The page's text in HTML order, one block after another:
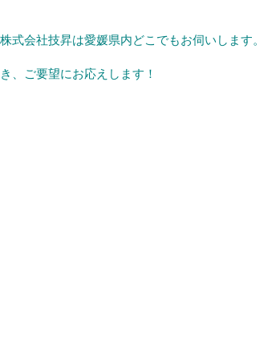
会社技昇は愛媛県内どこでもお伺いします。
、ご要望にお応えします！